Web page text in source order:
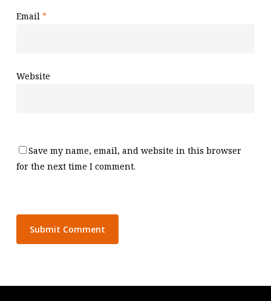
Email *
Website
Save my name, email, and website in this browser
for the next time I comment.